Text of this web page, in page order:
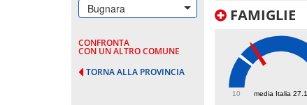
Bugnara
CONFRONTA
CON UN ALTRO COMUNE
TORNA ALLA PROVINCIA
FAMIGLIE
media Italia 27.1
10